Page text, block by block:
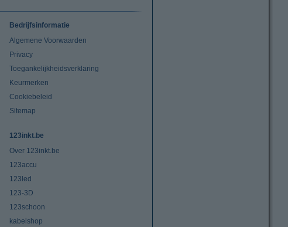
Bedrijfsinformatie
Algemene Voorwaarden
Privacy
Toegankelijkheidsverklaring
Keurmerken
Cookiebeleid
Sitemap
123inkt.be
Over 123inkt.be
123accu
123led
123-3D
123schoon
kabelshop